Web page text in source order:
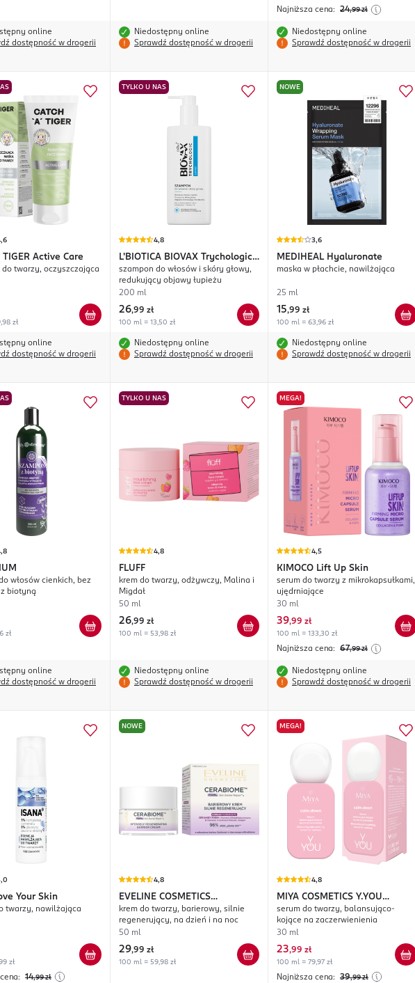
online
dostępność w drogerii
Niedostępny online
Sprawdź dostępność w drogerii
Najniższa cena: 24,99 zł
Niedostępny online
Sprawdź dostępność w drogerii
TIGER Active Care
do twarzy, oczyszczająca
zł
online
dostępność w drogerii
TYLKO U NAS
4,8
L'BIOTICA BIOVAX
Trychologic
Łupież
szampon do włosów i skóry głowy,
redukujący objawy łupieżu
200 ml
26,99 zł
100 ml = 13,50 zł
Niedostępny online
Sprawdź dostępność w drogerii
NOWE
3,6
MEDIHEAL Hyaluronate
maska w płachcie, nawilżająca
25 ml
15,99 zł
100 ml = 63,96 zł
Niedostępny online
Sprawdź dostępność w drogerii
włosów cienkich, bez
biotyną
zł
online
dostępność w drogerii
TYLKO U NAS
4,8
FLUFF
krem do twarzy, odżywczy, Malina i
Migdał
50 ml
26,99 zł
100 ml = 53,98 zł
Niedostępny online
Sprawdź dostępność w drogerii
MEGA!
4,5
KIMOCO Lift Up Skin
serum do twarzy z mikrokapsułkami,
ujędrniające
30 ml
39,99 zł
100 ml = 133,30 zł
Najniższa cena: 67,99 zł
Niedostępny online
Sprawdź dostępność w drogerii
Your Skin
twarzy, nawilżająca
zł
14,99 zł
NOWE
4,8
EVELINE COSMETICS
Cerabiome
krem do twarzy, barierowy, silnie
regenerujący, na dzień i na noc
50 ml
29,99 zł
100 ml = 59,98 zł
MEGA!
4,8
MIYA COSMETICS Y.YOU
calm.down
serum do twarzy, balansująco-
kojące na zaczerwienienia
30 ml
23,99 zł
100 ml = 79,97 zł
Najniższa cena: 39,99 zł